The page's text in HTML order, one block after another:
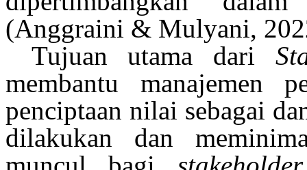
(Anggraini & Mulyani,
Tujuan utama dari
membantu manajemen
penciptaan nilai sebagai
dilakukan dan